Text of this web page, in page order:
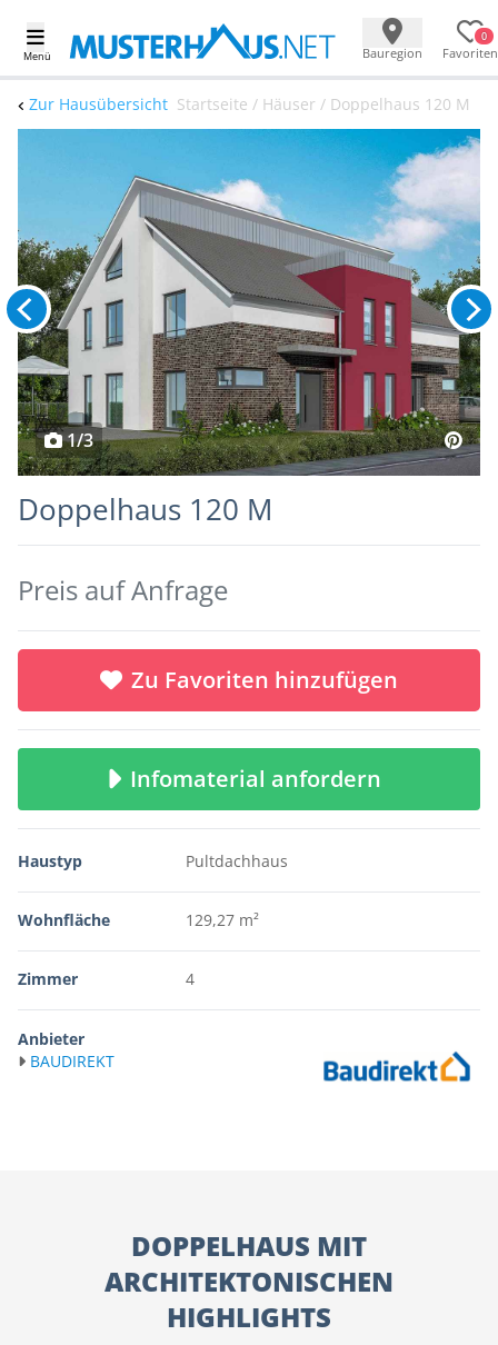
Menü Bauregion
0
Favoriten
Zur Hausübersicht Startseite / Häuser / Doppelhaus 120 M
1/3
Doppelhaus 120 M
Preis auf Anfrage
Zu Favoriten hinzufügen
Infomaterial anfordern
Haustyp Pultdachhaus
Wohnfläche 129,27 m²
Zimmer 4
Anbieter
BAUDIREKT
DOPPELHAUS MIT
ARCHITEKTONISCHEN
HIGHLIGHTS